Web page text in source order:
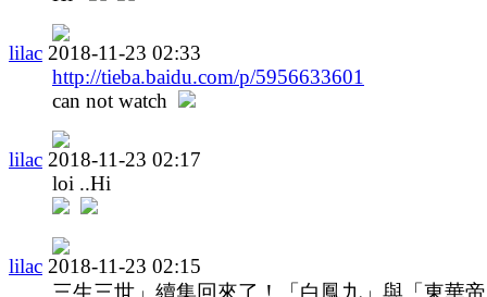
lilac 2018-11-23 02:33
http://tieba.baidu.com/p/5956633601
can not watch
lilac 2018-11-23 02:17
loi ..Hi
lilac 2018-11-23 02:15
三生三世」續集回來了！「白鳳九」與「東華